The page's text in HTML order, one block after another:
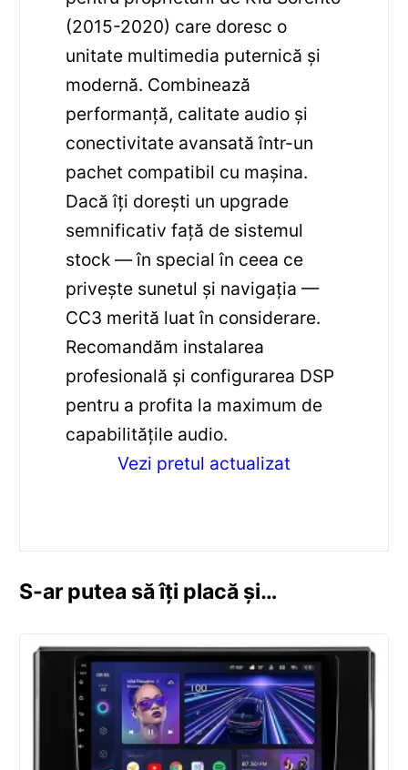
(2015-2020) care doresc o
unitate multimedia puternică și
modernă. Combinează
performanță, calitate audio și
conectivitate avansată într-un
pachet compatibil cu mașina.
Dacă îți dorești un upgrade
semnificativ față de sistemul
stock — în special în ceea ce
privește sunetul și navigația —
CC3 merită luat în considerare.
Recomandăm instalarea
profesională și configurarea DSP
pentru a profita la maximum de
capabilitățile audio.
Vezi pretul actualizat
S-ar putea să îți placă și…